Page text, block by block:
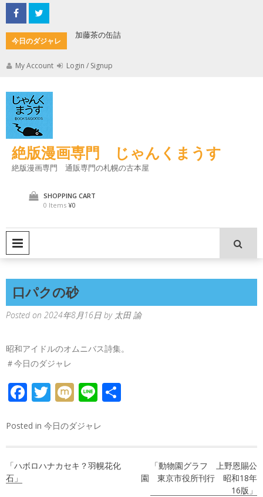
Skip
to
content
今日のダジャレ
加藤茶の缶詰
My Account Login / Signup
絶版漫画専門 じゃんくまうす
絶版漫画専門 通販専門の札幌の古本屋
SHOPPING CART
0 Items ¥0
口パクの砂
Posted on 2024年8月16日 by 太田 諭
昭和アイドルのオムニバス詩集。
＃今日のダジャレ
FACEBOOK
TWITTER
MIXILINE
Posted in 今日のダジャレ
稿
「ハボロハナカセキ？羽幌花化
石」
「動物園グラフ 上野恩賜公
園 東京市役所刊行 昭和18年
16版」